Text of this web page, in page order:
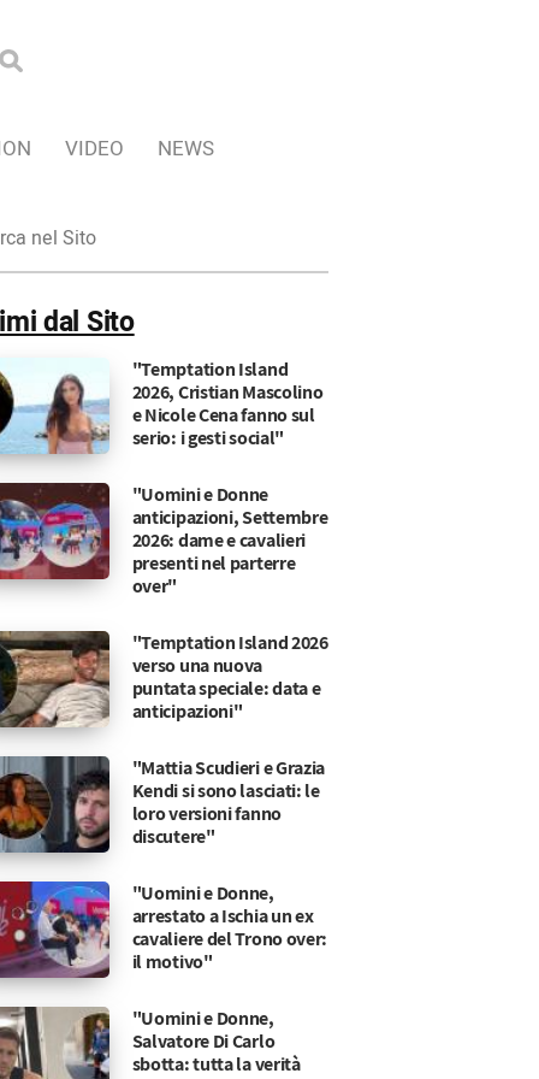
VIDEO NEWS
dal Sito
"Temptation Island
2026, Cristian Mascolino
e Nicole Cena fanno sul
serio: i gesti social"
"Uomini e Donne
anticipazioni, Settembre
2026: dame e cavalieri
presenti nel parterre
over"
"Temptation Island 2026
verso una nuova
puntata speciale: data e
anticipazioni"
"Mattia Scudieri e Grazia
Kendi si sono lasciati: le
loro versioni fanno
discutere"
"Uomini e Donne,
arrestato a Ischia un ex
cavaliere del Trono over:
il motivo"
"Uomini e Donne,
Salvatore Di Carlo
sbotta: tutta la verità